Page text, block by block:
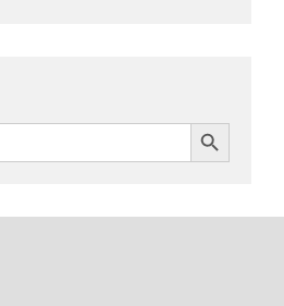
Search Button